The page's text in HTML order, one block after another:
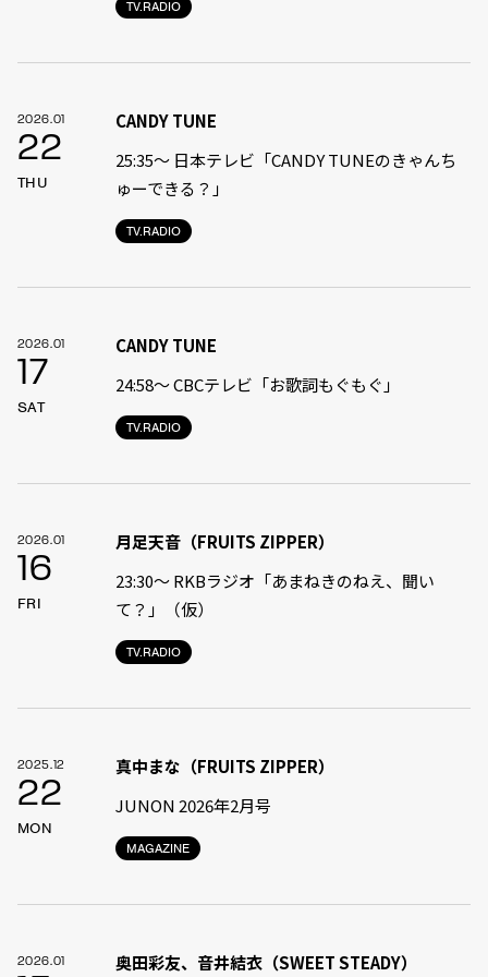
TV.RADIO
2026.01
22
THU
TV.RADIO
CANDY TUNE
25:35〜 日本テレビ「CANDY TUNEのきゃんち
ゅーできる？」
2026.01
17
SAT
TV.RADIO
CANDY TUNE
24:58〜 CBCテレビ「お歌詞もぐもぐ」
2026.01
16
FRI
TV.RADIO
月足天音（FRUITS ZIPPER）
23:30〜 RKBラジオ「あまねきのねえ、聞い
て？」（仮）
2025.12
22
MON
MAGAZINE
真中まな（FRUITS ZIPPER）
JUNON 2026年2月号
2026.01
奥田彩友、音井結衣（SWEET STEADY）